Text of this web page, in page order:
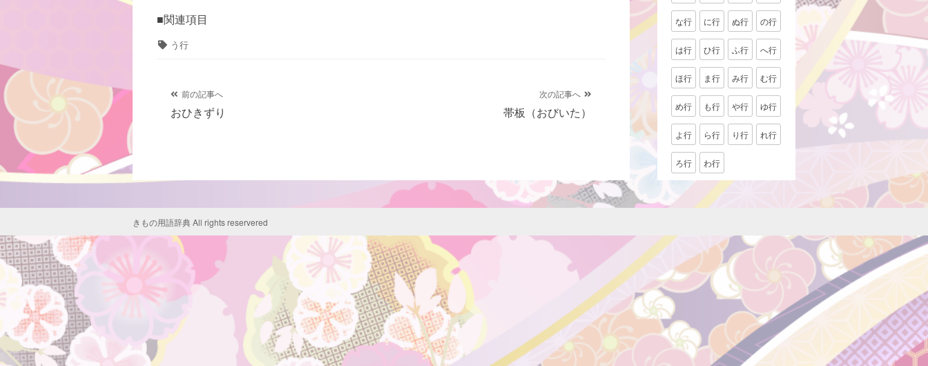
■関連項目
タ う行
投
稿
ビ
ゲ
ー
シ
ョ
前の記事へ
おひきずり
次の記事へ
帯板（おびいた）
な行 に行 ぬ行 の行
は行 ひ行 ふ行 へ行
ほ行 ま行 み行 む行
め行 も行 や行 ゆ行
よ行 ら行 り行 れ行
ろ行 わ行
きもの用語辞典 All rights reservered